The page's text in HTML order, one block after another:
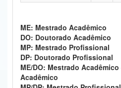
Gabinete de Segurança Institucional
Advocacia-Geral da União
Banco Central do Brasil
ME: Mestrado Acadêmico
DO: Doutorado Acadêmico
MP: Mestrado Profissional
DP: Doutorado Profissional
ME/DO: Mestrado
Acadêmico